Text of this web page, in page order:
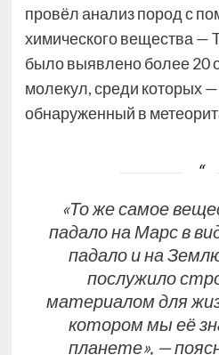
провёл анализ пород с
химического вещества —
было выявлено более 20
молекул, среди которых
обнаруженный в
«То же самое
падало на Марс в
падало и на
послужило
материалом для
котором мы её
планете», —